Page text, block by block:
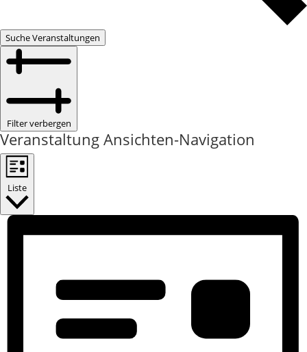
Suche Veranstaltungen
Filter verbergen
Veranstaltung Ansichten-Navigation
Liste